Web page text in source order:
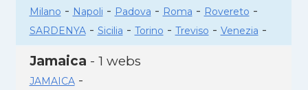
Milano - Napoli - Padova - Roma - Rovereto -
SARDENYA- Sicilia - Torino - Treviso - Venezia -
Jamaica - 1 webs
JAMAICA-